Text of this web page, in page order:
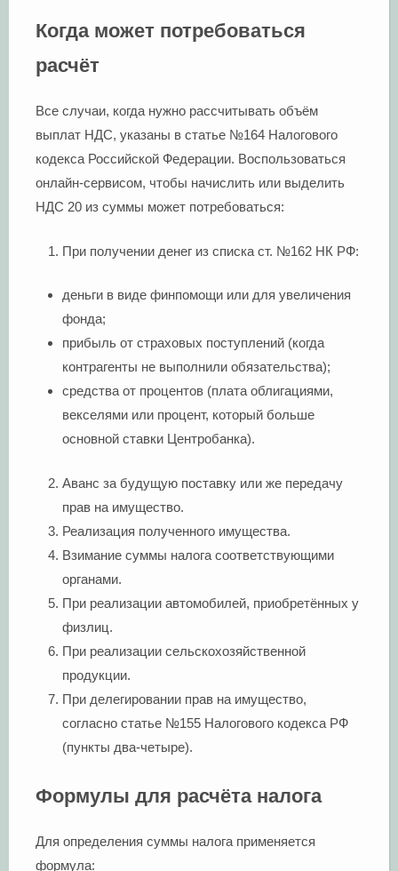
Когда может потребоваться
расчёт
Все случаи, когда нужно рассчитывать объём
выплат НДС, указаны в статье №164 Налогового
кодекса Российской Федерации. Воспользоваться
онлайн-сервисом, чтобы начислить или выделить
НДС 20 из суммы может потребоваться:
При получении денег из списка ст. №162 НК РФ:
деньги в виде финпомощи или для увеличения
фонда;
прибыль от страховых поступлений (когда
контрагенты не выполнили обязательства);
средства от процентов (плата облигациями,
векселями или процент, который больше
основной ставки Центробанка).
Аванс за будущую поставку или же передачу
прав на имущество.
Реализация полученного имущества.
Взимание суммы налога соответствующими
органами.
При реализации автомобилей, приобретённых у
физлиц.
При реализации сельскохозяйственной
продукции.
При делегировании прав на имущество,
согласно статье №155 Налогового кодекса РФ
(пункты два-четыре).
Формулы для расчёта налога
Для определения суммы налога применяется
формула: